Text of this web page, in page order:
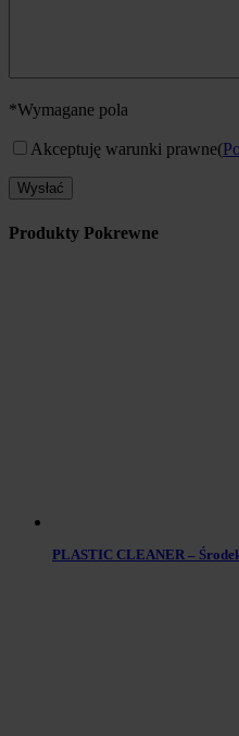
*Wymagane pola
Akceptuję warunki prawne(
Produkty Pokrewne
PLASTIC CLEANER –